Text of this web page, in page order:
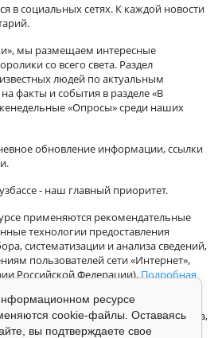
в социальных сетях. К каждой новости
мы размещаем интересные
со всего света. Раздел
людей по актуальным
факты и события в разделе «В
«Опросы» среди наших
обновление информации, ссылки
- наш главный приоритет.
применяются рекомендательные
технологии предоставления
систематизации и анализа сведений,
пользователей сети «Интернет»,
Российской Федерации).Подробная
Область, г.Кемерово, ул.Кузбасская 33а,
ресурсе
cookie-файлы. Оставаясь
вы подтверждаете свое